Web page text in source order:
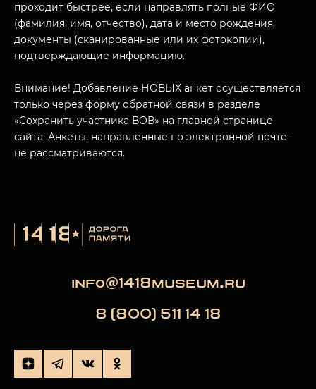
О НАС
проходит быстрее, если направлять полные ФИО
(фамилия, имя, отчество), дата и место рождения,
документы (сканированные или их фотокопии),
подтверждающие информацию.
Внимание! Добавление НОВЫХ анкет осуществляется
только через форму обратной связи в разделе
«Сохранить участника ВОВ» на главной странице
сайта. Анкеты, направленные по электронной почте -
не рассматриваются.
info@1418museum.ru
8 (800) 511 14 18